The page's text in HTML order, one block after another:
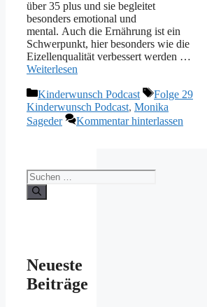
über 35 plus und sie begleitet
besonders emotional und
mental. Auch die Ernährung ist ein
Schwerpunkt, hier besonders wie die
Eizellenqualität verbessert werden …
Weiterlesen
Kategorien
Kinderwunsch Podcast Schlagwörter
Folge 29
Kinderwunsch Podcast, Monika
Sageder
Kommentar hinterlassen
Suchen
nach:
Neueste
Beiträge